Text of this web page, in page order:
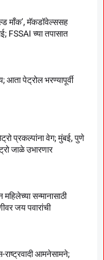
मॉंक’, मॅकडॉवेल्ससह
FSSAI च्या तपासात
आता पेट्रोल भरण्यापूर्वी
प्रकल्पांना वेग; मुंबई, पुणे
जाळे उभारणार
सन्मानासाठी
जय पवारांची
राष्ट्रवादी आमनेसामने;